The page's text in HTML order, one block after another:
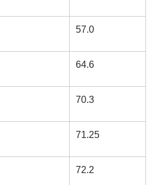
57.0
64.6
70.3
71.25
72.2